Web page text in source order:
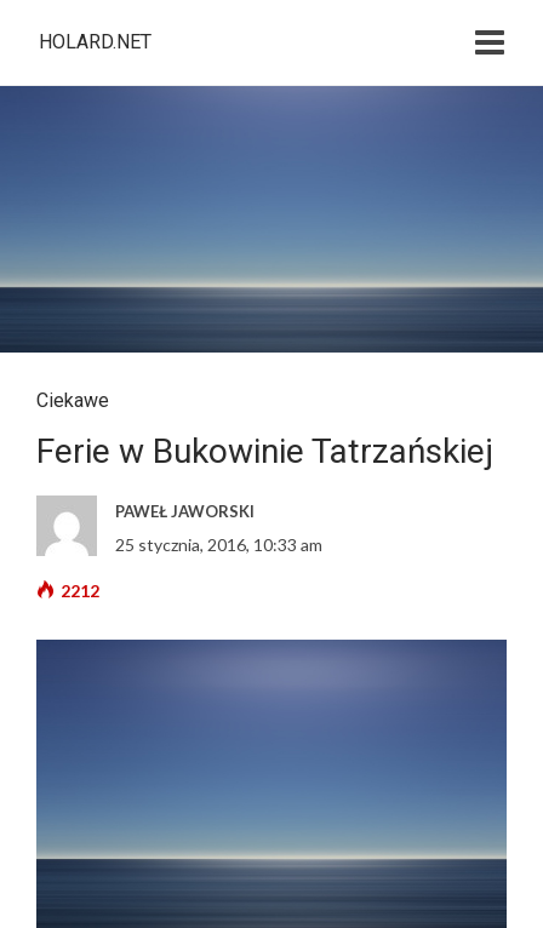
HOLARD.NET
Ciekawe
Ferie w Bukowinie Tatrzańskiej
PAWEŁ JAWORSKI
25 stycznia, 2016, 10:33 am
2212